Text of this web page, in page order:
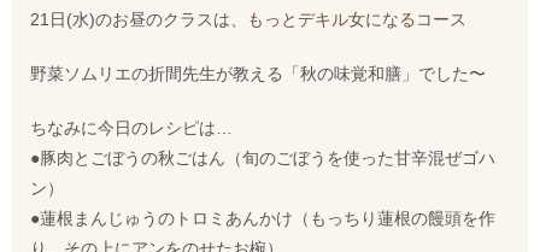
21日(水)のお昼のクラスは、 もっとデキル女になるコース
野菜ソムリエの折間先生が教える「秋の味覚和膳」でした〜
ちなみに今日のレシピは…
●豚肉とごぼうの秋ごはん（旬のごぼうを使った甘辛混ぜゴハ
ン）
●蓮根まんじゅうのトロミあんかけ（もっちり蓮根の饅頭を作